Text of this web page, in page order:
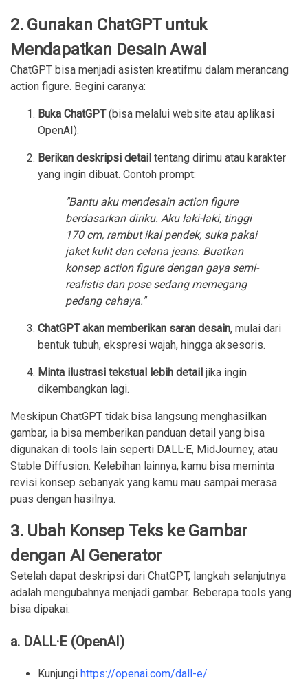
2. Gunakan ChatGPT untuk
Mendapatkan Desain Awal
ChatGPT bisa menjadi asisten kreatifmu dalam merancang
action figure. Begini caranya:
Buka ChatGPT(bisa melalui website atau aplikasi
OpenAI).
Berikan deskripsi detail tentang dirimu atau karakter
yang ingin dibuat. Contoh prompt:
"Bantu aku mendesain action figure
berdasarkan diriku. Aku laki-laki, tinggi
170 cm, rambut ikal pendek, suka pakai
jaket kulit dan celana jeans. Buatkan
konsep action figure dengan gaya semi-
realistis dan pose sedang memegang
pedang cahaya."
ChatGPT akan memberikan saran desain, mulai dari
bentuk tubuh, ekspresi wajah, hingga aksesoris.
Minta ilustrasi tekstual lebih detail jika ingin
dikembangkan lagi.
Meskipun ChatGPT tidak bisa langsung menghasilkan
gambar, ia bisa memberikan panduan detail yang bisa
digunakan di tools lain seperti DALL·E, MidJourney, atau
Stable Diffusion. Kelebihan lainnya, kamu bisa meminta
revisi konsep sebanyak yang kamu mau sampai merasa
puas dengan hasilnya.
3. Ubah Konsep Teks ke Gambar
dengan AI Generator
Setelah dapat deskripsi dari ChatGPT, langkah selanjutnya
adalah mengubahnya menjadi gambar. Beberapa tools yang
bisa dipakai:
a. DALL·E (OpenAI)
Kunjungi https://openai.com/dall-e/